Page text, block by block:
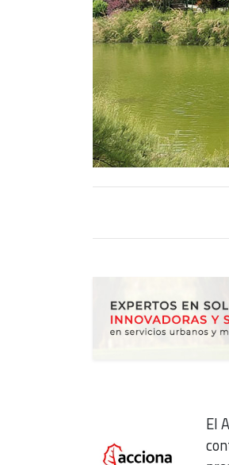
El